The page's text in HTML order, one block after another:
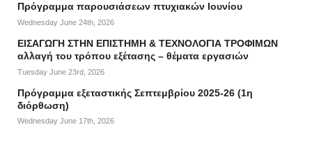
Πρόγραμμα παρουσιάσεων πτυχιακών Ιουνίου
Wednesday June 24th, 2026
ΕΙΣΑΓΩΓΗ ΣΤΗΝ ΕΠΙΣΤΗΜΗ & ΤΕΧΝΟΛΟΓΙΑ ΤΡΟΦΙΜΩΝ
αλλαγή του τρόπου εξέτασης – θέματα εργασιών
Tuesday June 23rd, 2026
Πρόγραμμα εξεταστικής Σεπτεμβρίου 2025-26 (1η
διόρθωση)
Wednesday June 17th, 2026